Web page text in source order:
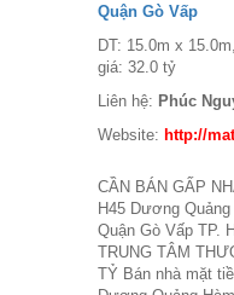
Quận Gò Vấp
DT: 15.0m x
giá: 32.0 tỷ
Liên hệ: Phúc
Website: http://
CẦN BÁN GẤP
H45 Dương
Quận Gò Vấp TP.
TRUNG TÂM
TỶ Bán nhà mặt